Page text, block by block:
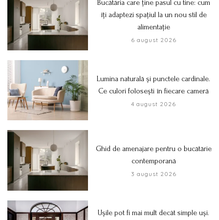
Bucătăria care ține pasul cu tine: cum
îți adaptezi spațiul la un nou stil de
alimentație
6 august 2026
Lumina naturală și punctele cardinale.
Ce culori folosești în fiecare cameră
4 august 2026
Ghid de amenajare pentru o bucătărie
contemporană
3 august 2026
Ușile pot fi mai mult decât simple uși.